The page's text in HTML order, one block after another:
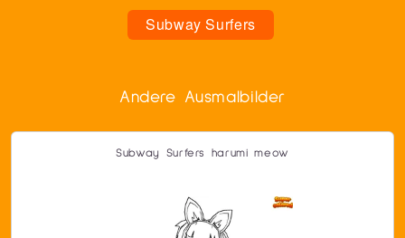
Subway Surfers
Andere Ausmalbilder
Subway Surfers harumi meow